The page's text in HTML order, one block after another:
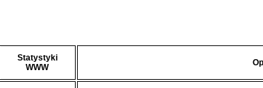
Statystyki
WWW